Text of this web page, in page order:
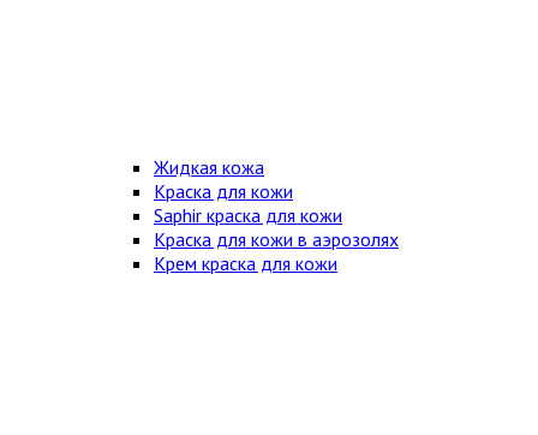
Жидкая кожа
Краска для кожи
Saphir краска для кожи
Краска для кожи в аэрозолях
Крем краска для кожи